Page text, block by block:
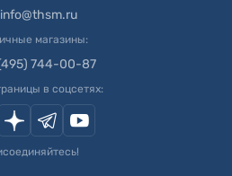
info@thsm.ru
магазины:
744-00-87
в соцсетях: